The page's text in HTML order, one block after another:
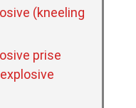
(kneeling
prise